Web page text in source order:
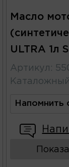
Масло
ULTRA 1л
Артикул :
Напомнить